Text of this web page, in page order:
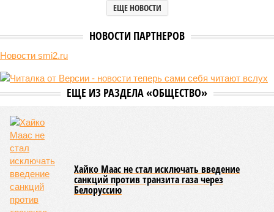
Природа постоянно вступает в противоречие с нами. Ведь пока
она стремится всё на планете держать в балансе, человечество
массовые катастрофы в прошлом – какими они были? Какие
ждут нас со дня на день и чем грозят?
Рассказ
последствия очередного апокалипсиса, искусственно
вызванного группой биологов, называется «Конец всей
этой мерзости». В реальной жизни участия пытливых
исследователей в организации конца света может не
понадобиться: природа сама разберётся, как и где
уменьшить масштабы человеческой популяции.